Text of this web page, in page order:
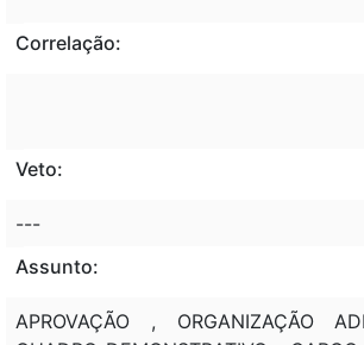
Correlação:
Veto:
---
Assunto:
APROVAÇÃO , ORGANIZAÇÃO